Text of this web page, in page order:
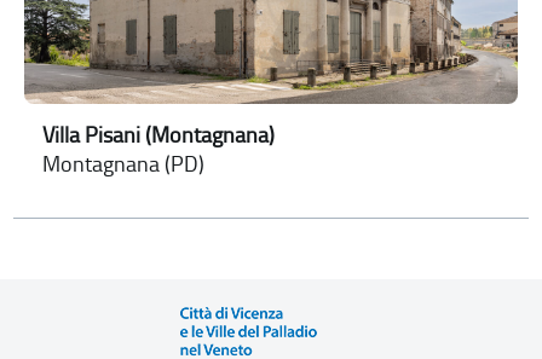
Villa Pisani (Montagnana)
Montagnana (PD)